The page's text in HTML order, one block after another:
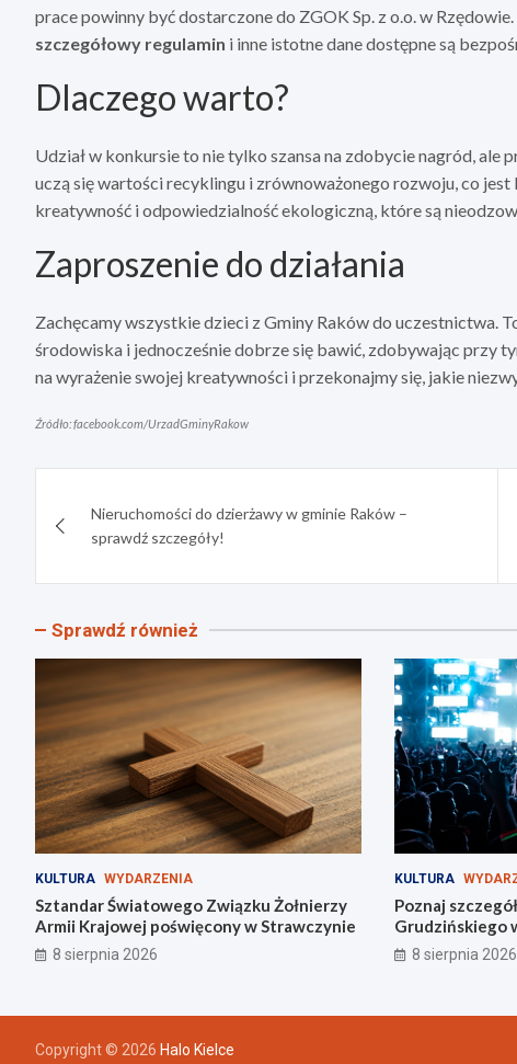
prace powinny być dostarczone do ZGOK Sp. z o.o. w
szczegółowy regulamin i inne istotne dane dostępne są
Dlaczego warto?
Udział w konkursie to nie tylko szansa na zdobycie nagród,
uczą się wartości recyklingu i zrównoważonego rozwoju, co
kreatywność i odpowiedzialność ekologiczną, które są
Zaproszenie do działania
Zachęcamy wszystkie dzieci z Gminy Raków do uczestnictwa.
środowiska i jednocześnie dobrze się bawić, zdobywając przy
na wyrażenie swojej kreatywności i przekonajmy się, jakie
Źródło: facebook.com/UrzadGminyRakow
wpisuNieruchomości do dzierżawy w gminie Raków –
sprawdź szczegóły!
Sprawdź również
KULTURA WYDARZENIA
Sztandar Światowego Związku Żołnierzy
Armii Krajowej poświęcony w Strawczynie
8 sierpnia 2026
KULTURA
Poznaj
Grudzińskiego
8 sierpnia 2026
Copyright © 2026 Halo Kielce